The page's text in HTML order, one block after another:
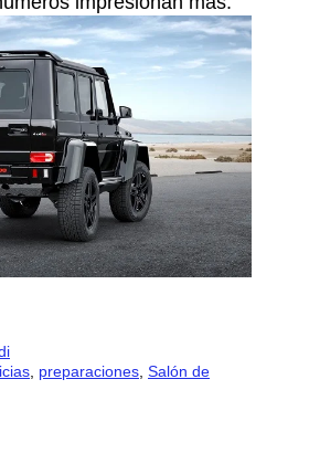
preparaciones Salón de